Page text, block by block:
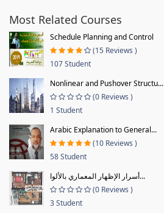
Most Related Courses
Schedule Planning and Control
(15 Reviews )
107 Student
Nonlinear and Pushover Structu...
(0 Reviews )
1 Student
Arabic Explanation to General...
(10 Reviews )
58 Student
أسرار الإظهار المعماري بالألوا...
(0 Reviews )
3 Student